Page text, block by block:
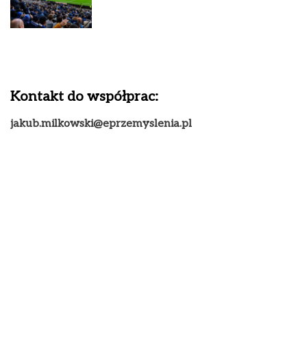
Kontakt do współprac:
jakub.milkowski@eprzemyslenia.pl